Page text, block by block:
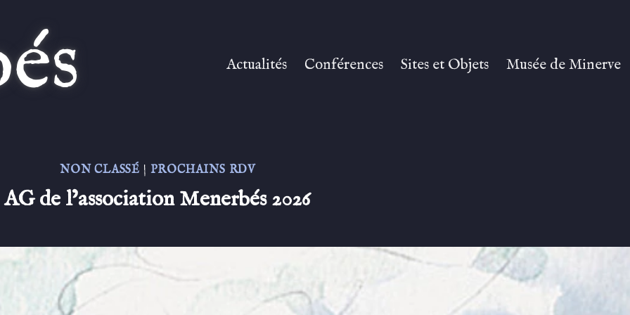
Actualités Conférences Sites et Objets Musée de Minerve
NON CLASSÉ | PROCHAINS RDV
AG de l’association Menerbés 2026